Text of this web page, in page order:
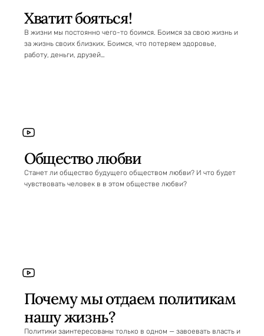
Хватит бояться!
В жизни мы постоянно чего-то боимся. Боимся за свою жизнь и
за жизнь своих близких. Боимся, что потеряем здоровье,
работу, деньги, друзей…
Общество любви
Станет ли общество будущего обществом любви? И что будет
чувствовать человек в в этом обществе любви?
Почему мы отдаем политикам
нашу жизнь?
Политики заинтересованы только в одном — завоевать власть и